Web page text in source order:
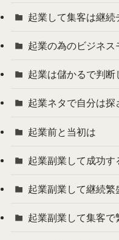
起業して集客は継続
起業の為のビジネス
起業は儲かるで判断
起業ネタで自分は探
起業前と当初は
起業副業して成功す
起業副業して継続繁
起業副業して集客で